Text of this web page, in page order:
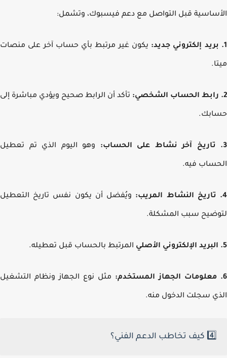
قبل التواصل مع دعم فيسبوك، وتشمل:
يكون غير مرتبط بأي حساب آخر على منصات
تأكد أن الرابط صحيح ويؤدي مباشرة إلى
وهو اليوم الذي تم تعطيل
فيه.
ويُفضل أن يكون نفس تاريخ التعطيل
سبب المشكلة.
المرتبط بالحساب قبل تعطيله.
مثل نوع الجهاز ونظام التشغيل
سجلت الدخول منه.
4️⃣ كيف تخاطب الدعم الفني؟